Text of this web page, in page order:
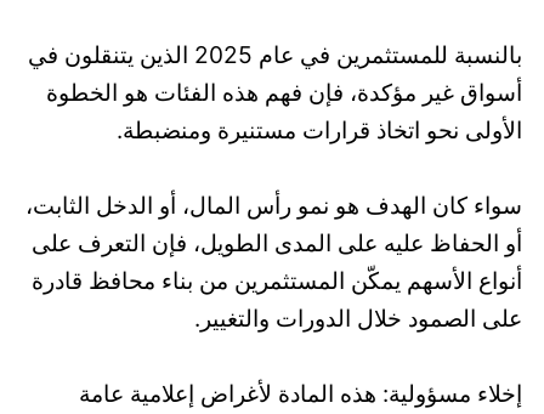
بالنسبة للمستثمرين في عام 2025 الذين يتنقلون في
أسواق غير مؤكدة، فإن فهم هذه الفئات هو الخطوة
الأولى نحو اتخاذ قرارات مستنيرة ومنضبطة.
سواء كان الهدف هو نمو رأس المال، أو الدخل الثابت،
أو الحفاظ عليه على المدى الطويل، فإن التعرف على
أنواع الأسهم يمكّن المستثمرين من بناء محافظ قادرة
على الصمود خلال الدورات والتغيير.
إخلاء مسؤولية: هذه المادة لأغراض إعلامية عامة